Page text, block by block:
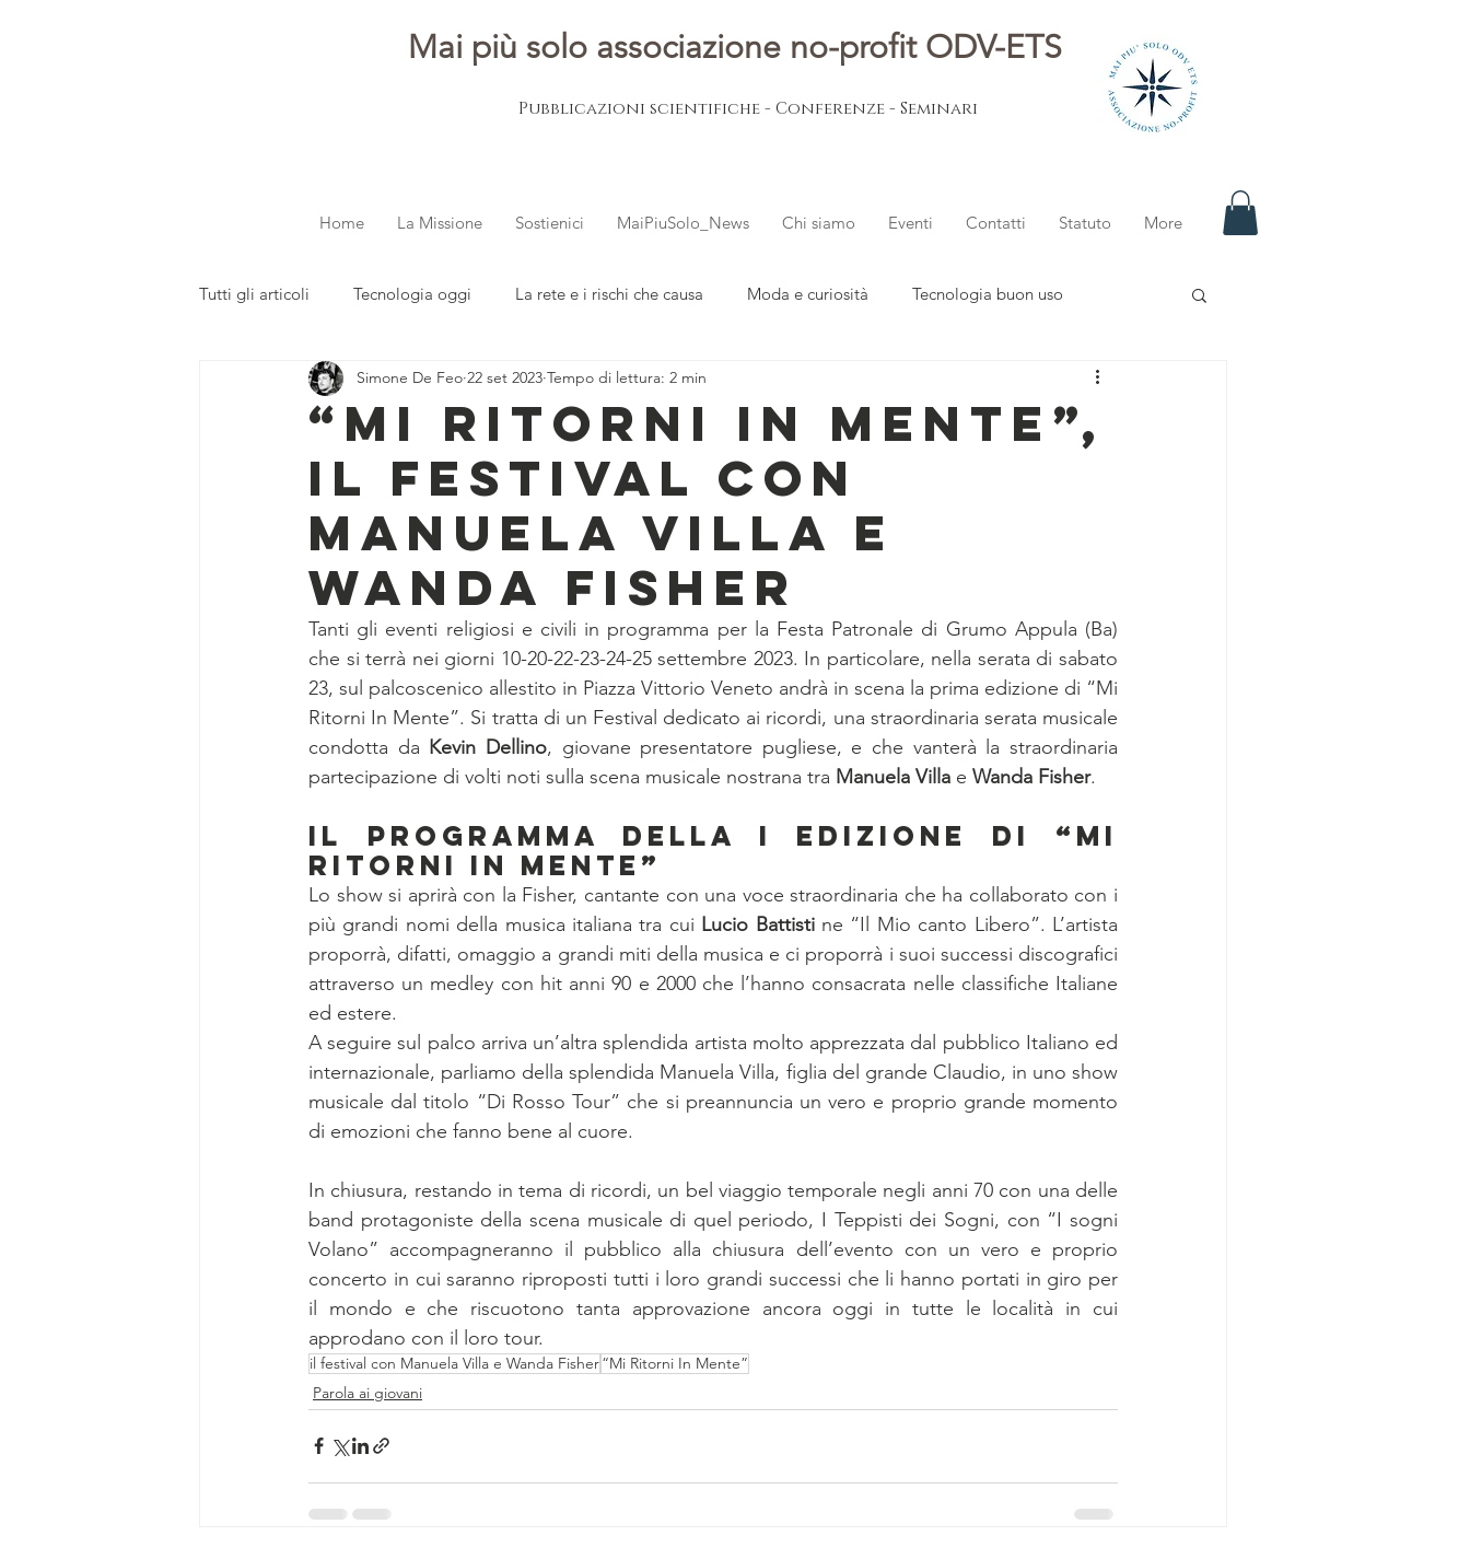
Mai più solo associazione no-profit ODV-ETS
Pubblicazioni scientifiche - Conferenze - Seminari
Home La Missione Sostienici MaiPiuSolo_News Chi siamo Eventi Contatti Statuto More
Tutti gli articoli Tecnologia oggi La rete e i rischi che causa Moda e curiosità Tecnologia buon uso
dalla redazione Parola ai giovani L'esperto risponde
“Mi Ritorni In Mente”,
il festival con
Manuela Villa e
Wanda Fisher
Simone De Feo 22 set 2023 Tempo di lettura: 2 min
Tanti gli eventi religiosi e civili in programma per la Festa Patronale di Grumo Appula (Ba)
che si terrà nei giorni 10-20-22-23-24-25 settembre 2023. In particolare, nella serata di sabato
23, sul palcoscenico allestito in Piazza Vittorio Veneto andrà in scena la prima edizione di “Mi
Ritorni In Mente”. Si tratta di un Festival dedicato ai ricordi, una straordinaria serata musicale
condotta da Kevin Dellino, giovane presentatore pugliese, e che vanterà la straordinaria
partecipazione di volti noti sulla scena musicale nostrana tra Manuela Villa e Wanda Fisher.
Il programma della I edizione di “Mi
Ritorni In Mente”
Lo show si aprirà con la Fisher, cantante con una voce straordinaria che ha collaborato con i
più grandi nomi della musica italiana tra cui Lucio Battisti ne “Il Mio canto Libero”. L’artista
proporrà, difatti, omaggio a grandi miti della musica e ci proporrà i suoi successi discografici
attraverso un medley con hit anni 90 e 2000 che l’hanno consacrata nelle classifiche Italiane
ed estere.
A seguire sul palco arriva un’altra splendida artista molto apprezzata dal pubblico Italiano ed
internazionale, parliamo della splendida Manuela Villa, figlia del grande Claudio, in uno show
musicale dal titolo “Di Rosso Tour” che si preannuncia un vero e proprio grande momento
di emozioni che fanno bene al cuore.
In chiusura, restando in tema di ricordi, un bel viaggio temporale negli anni 70 con una delle
band protagoniste della scena musicale di quel periodo, I Teppisti dei Sogni, con “I sogni
Volano” accompagneranno il pubblico alla chiusura dell’evento con un vero e proprio
concerto in cui saranno riproposti tutti i loro grandi successi che li hanno portati in giro per
il mondo e che riscuotono tanta approvazione ancora oggi in tutte le località in cui
approdano con il loro tour.
il festival con Manuela Villa e Wanda Fisher“Mi Ritorni In Mente”
Parola ai giovani